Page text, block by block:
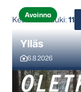
Ylläs
6.8.2026
Avoinna
Keskuksia auki:11